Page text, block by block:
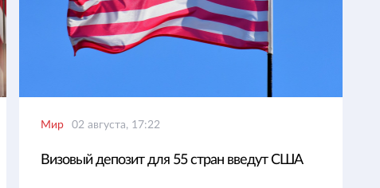
Мир 02 августа, 17:22
Визовый депозит для 55 стран введут США